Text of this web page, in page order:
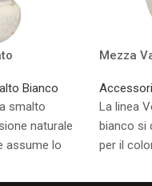
Bianco
smalto
naturale
assume lo
Mezza
La linea
bianco si
per il